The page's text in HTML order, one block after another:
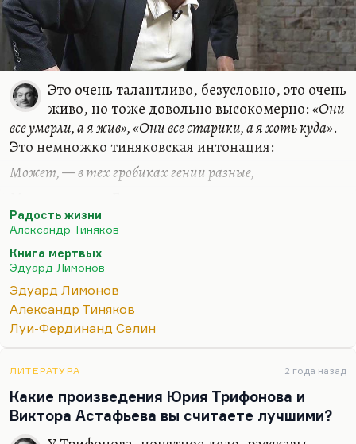
Это очень талантливо, безусловно, это очень
живо, но тоже довольно высокомерно:«Они
все умерли, а я жив», «Они все старики, а я хоть куда».
Это немножко тиняковская интонация:
Может, — в тех гробиках гении разные,
Я же, презренный и всеми оплеванный,
Жив и здоров!
У Лимонова, как ни странно, при всем его
героизме и самолюбовании героическом тоже,
проскакивали иногда абсолютно тиняковские
интонации. Он это воспринял через Селина, а
любование мерзостью своей, понюхивание своих
подмышек. Это было и органично и талантливо,…
Радость жизни
Александр Тиняков
Книга мертвых
Эдуард Лимонов
Эдуард Лимонов
Александр Тиняков
Луи-Фердинанд Селин
ЛИТЕРАТУРА 2 года назад
Какие произведения Юрия Трифонова и
Виктора Астафьева вы считаете лучшими?